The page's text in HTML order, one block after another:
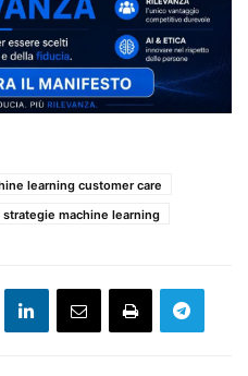
learning customer care
strategie machine learning